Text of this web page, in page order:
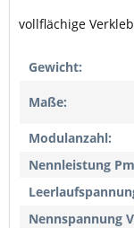
vollflächige
Gewicht:
Maße:
Modulanzahl:
Nennleistung
Nennspannung